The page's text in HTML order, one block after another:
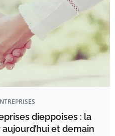
dieppoises : la
et demain